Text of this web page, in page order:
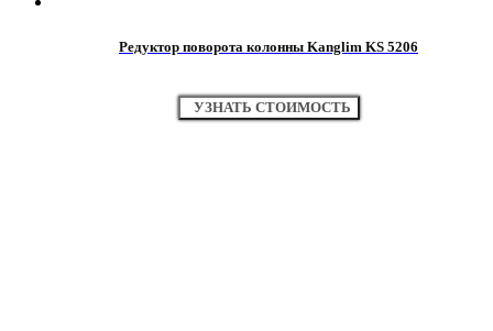
Редуктор поворота колонны Kanglim KS 5206
УЗНАТЬ СТОИМОСТЬ